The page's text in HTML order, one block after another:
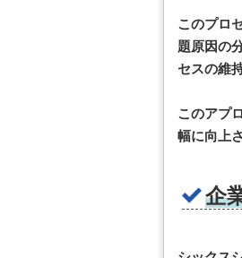
このプロ
題原因の
セスの維
このアプ
幅に向上
企